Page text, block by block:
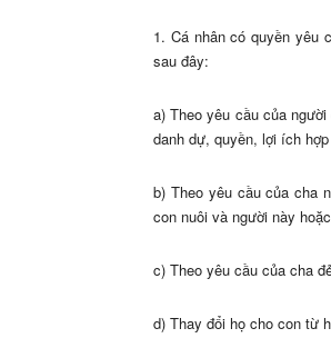
1. Cá nhân có quyền yêu
sau đây:
a) Theo yêu cầu của
danh dự, quyền, lợi ích
b) Theo yêu cầu của cha
con nuôi và người này
c) Theo yêu cầu của cha
d) Thay đổi họ cho con từ